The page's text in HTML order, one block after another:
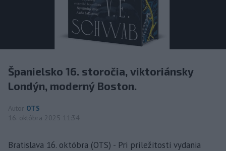
Španielsko 16. storočia, viktoriánsky
Londýn, moderný Boston.
Autor OTS
16. októbra 2025 11:34
Bratislava 16. októbra (OTS) - Pri príležitosti vydania